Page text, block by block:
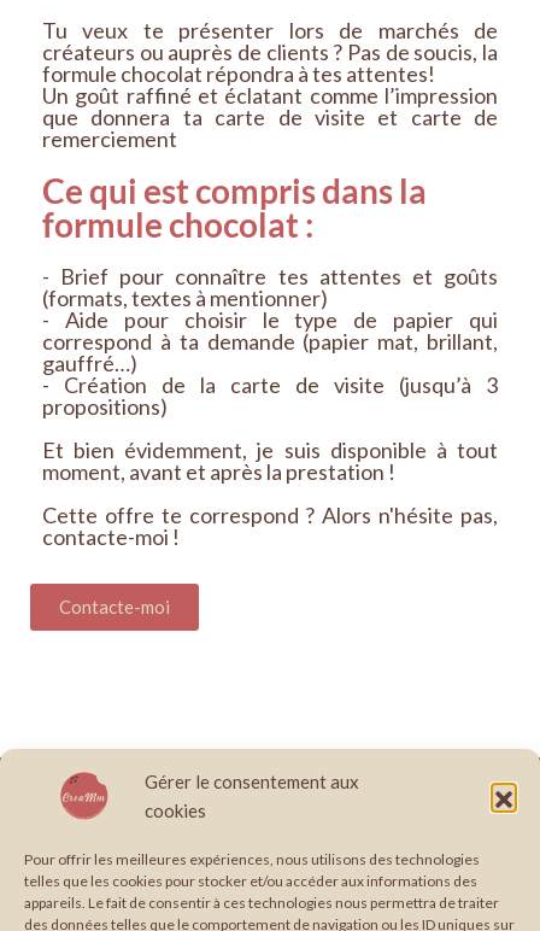
Gérer le consentement aux
cookies
Pour offrir les meilleures expériences, nous utilisons des technologies
telles que les cookies pour stocker et/ou accéder aux informations des
appareils. Le fait de consentir à ces technologies nous permettra de traiter
des données telles que le comportement de navigation ou les ID uniques sur
Tu veux te présenter lors de marchés de
créateurs ou auprès de clients ? Pas de soucis, la
formule chocolat répondra à tes attentes!
Un goût raffiné et éclatant comme l’impression
que donnera ta carte de visite et carte de
remerciement
Ce qui est compris dans la
formule chocolat :
- Brief pour connaître tes attentes et goûts
(formats, textes à mentionner)
- Aide pour choisir le type de papier qui
correspond à ta demande (papier mat, brillant,
gauffré…)
- Création de la carte de visite (jusqu’à 3
propositions)
Et bien évidemment, je suis disponible à tout
moment, avant et après la prestation !
Cette offre te correspond ? Alors n'hésite pas,
contacte-moi !
Contacte-moi
À propos
Édition : Formule cerise
Édition : Formule pistache
Envie de travailler avec moi ?
Graphisme
Graphisme : Formule coco
Graphisme : Formule framboise
Mentions légales Mes Services